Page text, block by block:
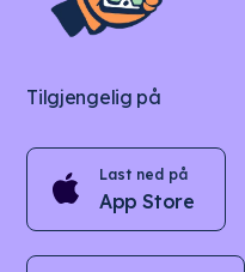
Tilgjengelig på
Last ned på
App Store